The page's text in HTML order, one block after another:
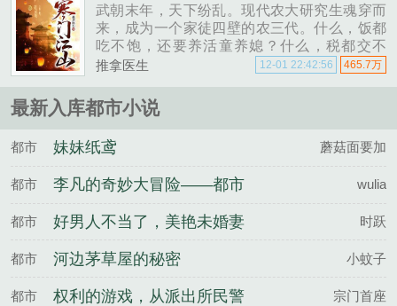
武朝末年，天下纷乱。现代农大研究生魂穿而
来，成为一个家徒四壁的农三代。什么，饭都
吃不饱，还要养活童养媳？什么，税都交不
起，还要服徭役？什么，匪都剿不完，异族还
看！本书又名这个农家子明明很强却不讲......
推拿医生 465.7万
12-01 22:42:56
最新入库都市小说
都市 妹妹纸鸢 蘑菇面要加
都市
李凡的奇妙大冒险——都市
篇
wulia
都市
好男人不当了，美艳未婚妻
急疯了
时跃
都市 河边茅草屋的秘密 小蚊子
都市
权利的游戏，从派出所民警
宗门首座